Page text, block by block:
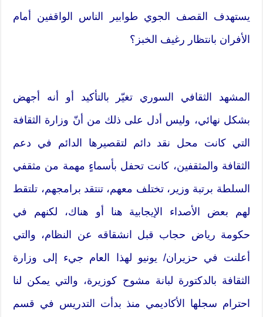
يستهدف القصف الجوي طوابير الناس الواقفين أمام
الأفران بانتظار رغيف الخبز؟
المشهد الثقافي السوري تغيّر بالتأكيد أو أنه أجهض
بشكل نهائي، وليس أدل على ذلك من أنّ وزارة الثقافة
التي كانت محل نقد دائم لتقصيرها الدائم في دعم
الثقافة والمثقفين، كانت تحفل بأسماءٍ مهمة من مثقفي
السلطة برتبة وزير، تختلف معهم، تنتقد برامجهم، تلتقط
لهم بعض الأصداء الإيجابية هنا أو هناك، لكنهم في
حكومة رياض حجاب قبل انشقاقه عن النظام، والتي
أعلنت في حزيران/ يونيو لهذا العام جيء إلى وزارة
الثقافة بالدكتورة لبانة مشوح كوزيرة، والتي يمكن لنا
احترام سجلها الأكاديمي منذ بدأت التدريس في قسم